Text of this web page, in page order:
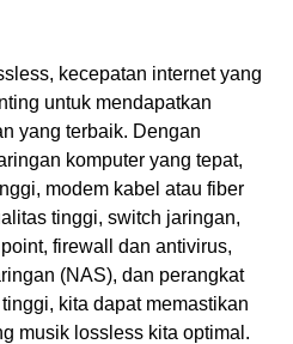
kecepatan internet yang
untuk mendapatkan
yang terbaik. Dengan
komputer yang tepat,
modem kabel atau fiber
tinggi, switch jaringan,
firewall dan antivirus,
(NAS), dan perangkat
kita dapat memastikan
musik lossless kita optimal.